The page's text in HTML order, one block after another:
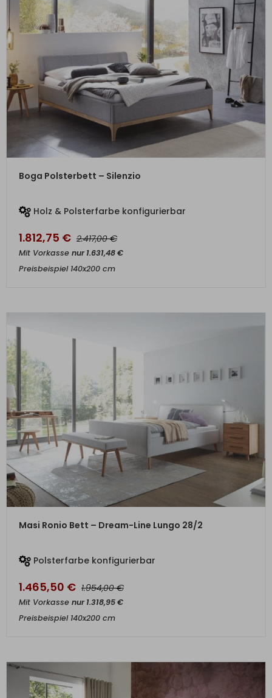
ZUM PRODUKT
Boga Polsterbett – Silenzio
Holz & Polsterfarbe konfigurierbar
1.812,75 € 2.417,00€
Mit Vorkasse nur1.631,48€
Preisbeispiel 140x200 cm
ZUM PRODUKT
Masi Ronio Bett – Dream-Line Lungo 28/2
Polsterfarbe konfigurierbar
1.465,50 € 1.954,00€
Mit Vorkasse nur1.318,95€
Preisbeispiel 140x200 cm